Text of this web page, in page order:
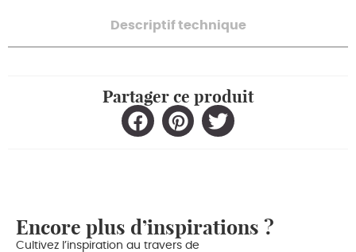
Descriptif technique
Partager ce produit
Encore plus d’inspirations ?
Cultivez l’inspiration au travers de